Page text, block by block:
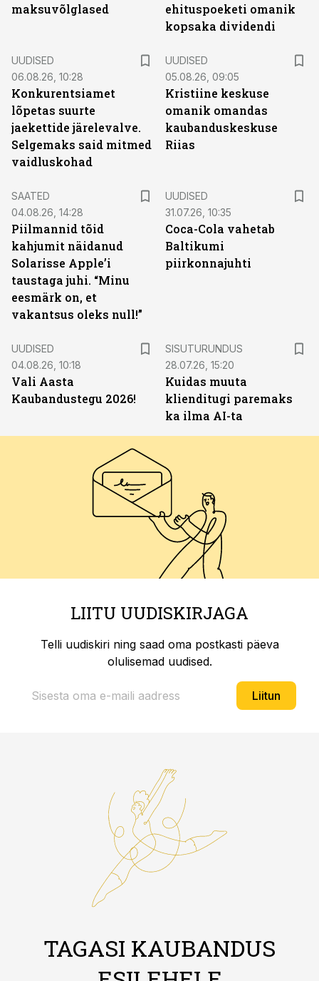
maksuvõlglased
ehituspoeketi omanik
kopsaka dividendi
UUDISED
06.08.26, 10:28
Konkurentsiamet
lõpetas suurte
jaekettide järelevalve.
Selgemaks said mitmed
vaidluskohad
UUDISED
05.08.26, 09:05
Kristiine keskuse
omanik omandas
kaubanduskeskuse
Riias
SAATED
04.08.26, 14:28
Piilmannid tõid
kahjumit näidanud
Solarisse Apple’i
taustaga juhi. “Minu
eesmärk on, et
vakantsus oleks null!”
UUDISED
31.07.26, 10:35
Coca-Cola vahetab
Baltikumi
piirkonnajuhti
UUDISED
04.08.26, 10:18
Vali Aasta
Kaubandustegu 2026!
SISUTURUNDUS
28.07.26, 15:20
Kuidas muuta
klienditugi paremaks
ka ilma AI-ta
LIITU UUDISKIRJAGA
Telli uudiskiri ning saad oma postkasti päeva
olulisemad uudised.
Liitun
TAGASI KAUBANDUS